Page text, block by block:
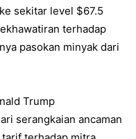
sekitar level $67.5
terhadap
pasokan minyak dari
Trump
serangkaian ancaman